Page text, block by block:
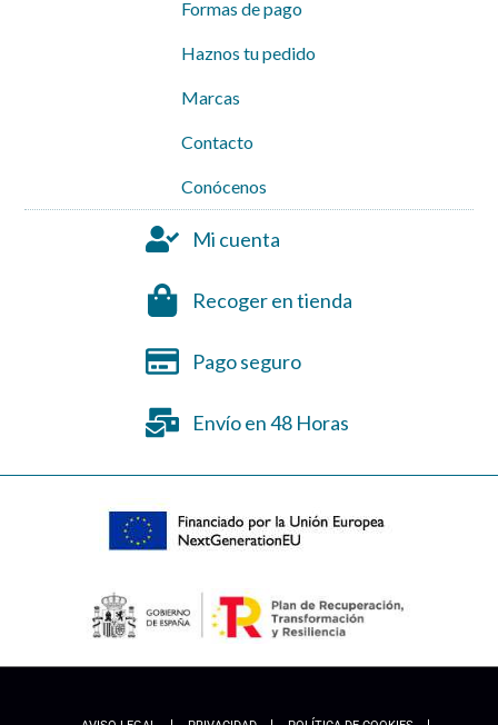
Formas de pago
Haznos tu pedido
Marcas
Contacto
Conócenos
Mi cuenta
Recoger en tienda
Pago seguro
Envío en 48 Horas